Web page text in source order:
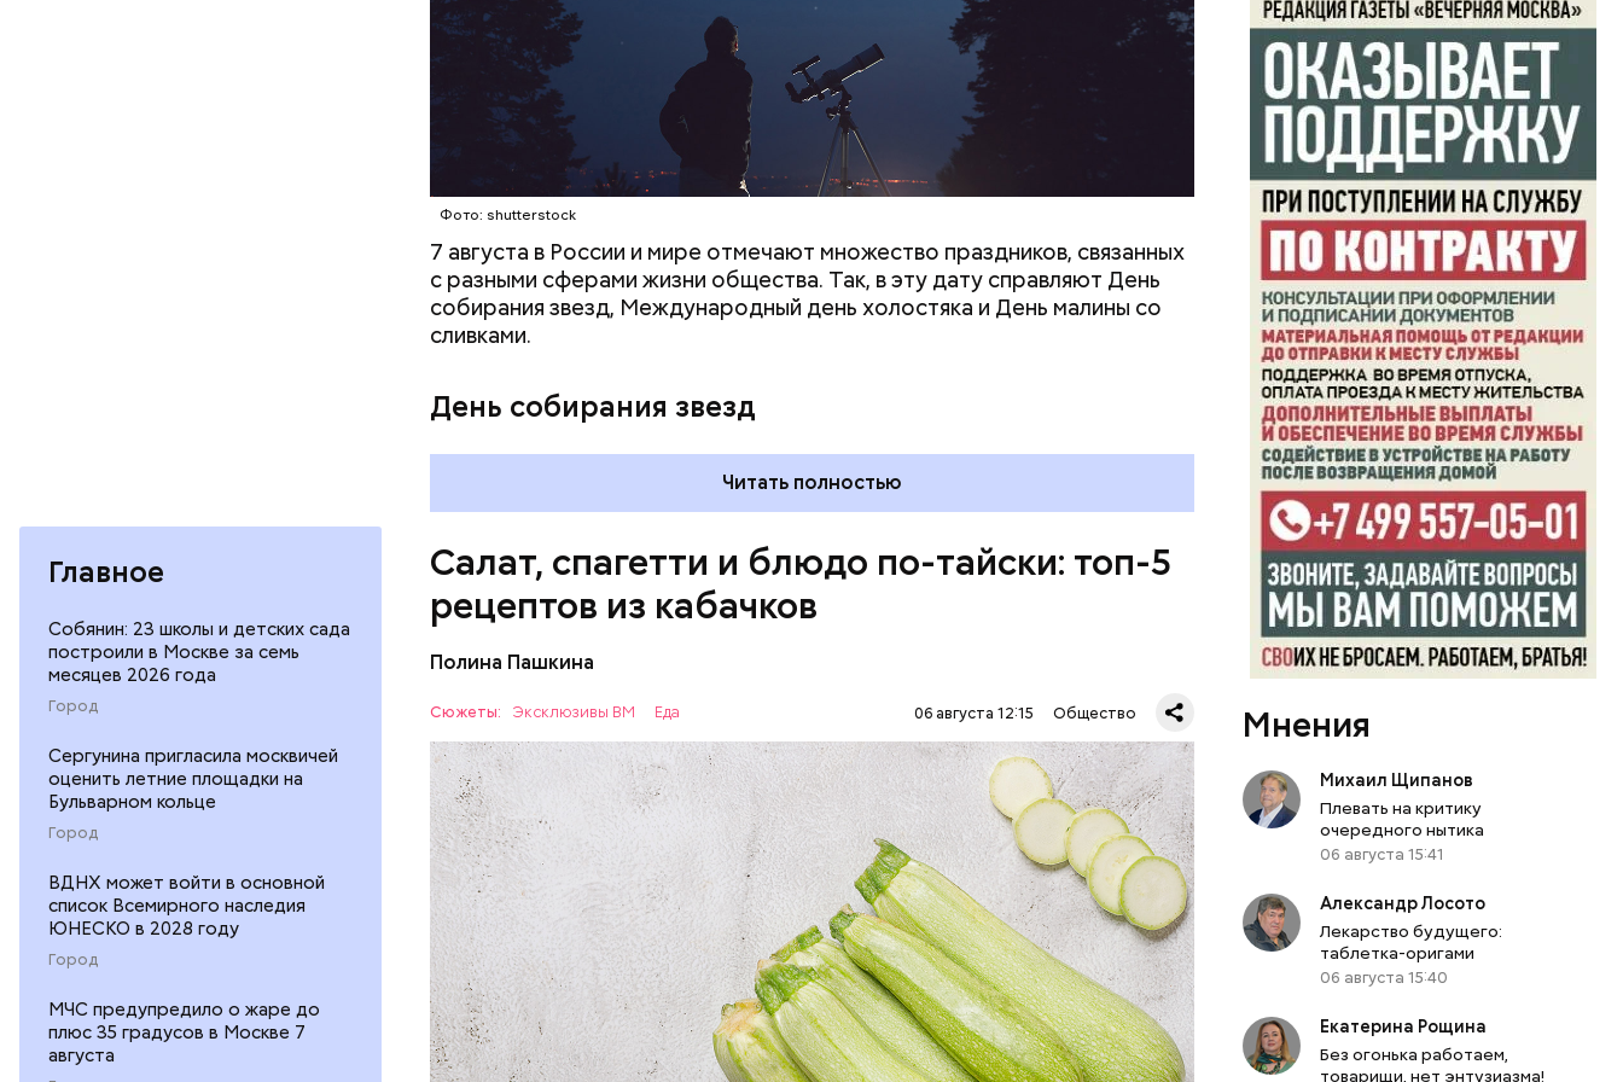
Главное
Собянин: 23 школы и детских сада
построили в Москве за семь
месяцев 2026 года
Город
Сергунина пригласила москвичей
оценить летние площадки на
Бульварном кольце
Город
ВДНХ может войти в основной
список Всемирного наследия
ЮНЕСКО в 2028 году
Город
МЧС предупредило о жаре до
плюс 35 градусов в Москве 7
августа
Фото: shutterstock
7 августа в России и мире отмечают множество праздников, связанных
с разными сферами жизни общества. Так, в эту дату справляют День
собирания звезд, Международный день холостяка и День малины со
сливками.
День собирания звезд
Читать полностью
Салат, спагетти и блюдо по-тайски: топ-5
рецептов из кабачков
Полина Пашкина
Сюжеты: Эксклюзивы ВМ Еда 06 августа 12:15 Общество
Ингредиенты:
чеснок;
оливковое масло;
соль.
ЕДА ОВОЩИ РЕЦЕПТЫ
кремний — укрепляет кости, зубы, волосы и ногти и оказывает
— В момент стресса он держит сосуды под контролем и
контролирует более 300 реакций нашего организма. Также
положительно влияет на нервную систему, успокаивает,
предотвращает спазмы, — пояснила Соломатина.
Вред дыни
Фото: Shutterstock
Мнения
Михаил Щипанов
Плевать на критику
очередного нытика
06 августа 15:41
Александр Лосото
Лекарство будущего:
таблетка-оригами
06 августа 15:40
Екатерина Рощина
Без огонька работаем,
товарищи, нет энтузиазма!